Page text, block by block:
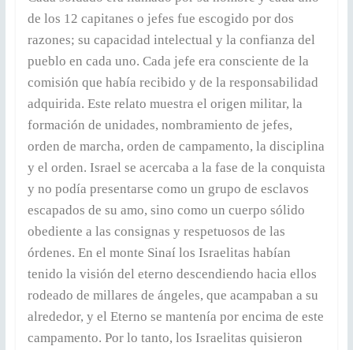
de los 12 capitanes o jefes fue escogido por dos
razones; su capacidad intelectual y la confianza del
pueblo en cada uno. Cada jefe era consciente de la
comisión que había recibido y de la responsabilidad
adquirida. Este relato muestra el origen militar, la
formación de unidades, nombramiento de jefes,
orden de marcha, orden de campamento, la disciplina
y el orden. Israel se acercaba a la fase de la conquista
y no podía presentarse como un grupo de esclavos
escapados de su amo, sino como un cuerpo sólido
obediente a las consignas y respetuosos de las
órdenes. En el monte Sinaí los Israelitas habían
tenido la visión del eterno descendiendo hacia ellos
rodeado de millares de ángeles, que acampaban a su
alrededor, y el Eterno se mantenía por encima de este
campamento. Por lo tanto, los Israelitas quisieron